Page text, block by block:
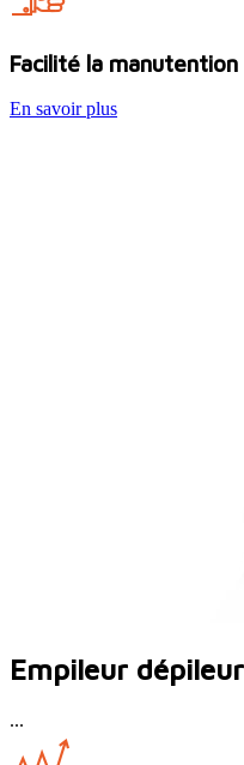
Facilité la manutention
En savoir plus
Empileur
...